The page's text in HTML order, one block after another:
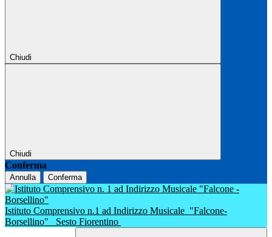
Chiudi
Chiudi
Conferma
Annulla Conferma
Istituto Comprensivo n.1 ad Indirizzo Musicale "Falcone-
Borsellino"
Sesto Fiorentino